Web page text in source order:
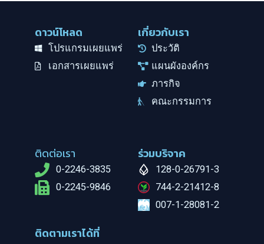
ดาวน์โหลด
โปรแกรมเผยแพร่
เอกสารเผยแพร่
เกี่ยวกับเรา
ประวัติ
แผนผังองค์กร
ภารกิจ
คณะกรรมการ
ติดต่อเรา
0-2246-3835
0-2245-9846
ร่วมบริจาค
128-0-26791-3
744-2-21412-8
007-1-28081-2
ติดตามเราได้ที่